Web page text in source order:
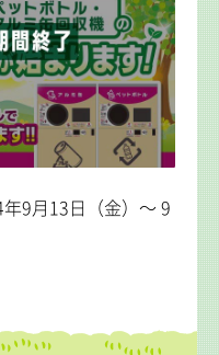
9月13日（金）～ 9